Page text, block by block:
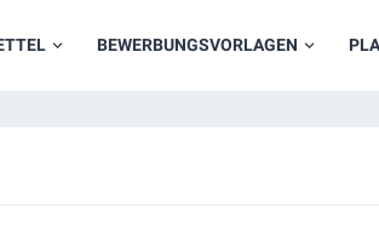
BEWERBUNGSVORLAGEN